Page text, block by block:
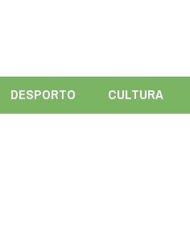
DESPORTO CULTURA